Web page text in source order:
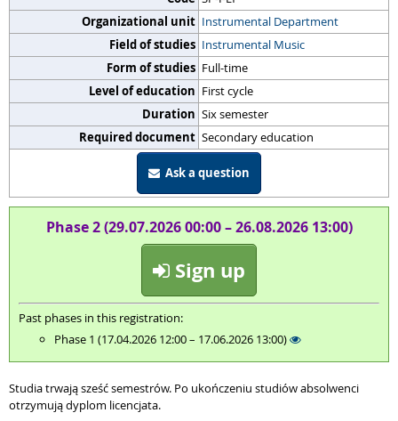
Organizational unit Instrumental Department
Field of studies Instrumental Music
Form of studies Full-time
Level of education First cycle
Duration Six semester
Required document Secondary education
Ask a question
Phase 2 (29.07.2026 00:00 – 26.08.2026 13:00)
Sign up
Past phases in this registration:
Phase 1 (17.04.2026 12:00 – 17.06.2026 13:00)
Studia trwają sześć semestrów. Po ukończeniu studiów absolwenci
otrzymują dyplom licencjata.